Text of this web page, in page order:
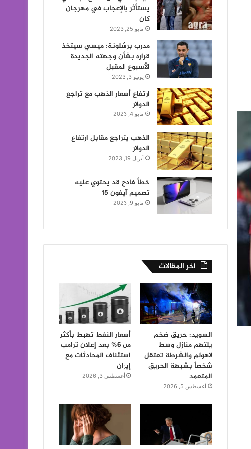
يستأثر بالإعجاب في مهرجان
كان
مايو 25, 2023
مدرب برشلونة: ميسي سيتخذ
قراره بشأن وجهته الجديدة
الأسبوع المقبل
يونيو 3, 2023
ارتفاع أسعار الذهب مع تراجع
الدولار
مايو 4, 2023
الذهب يتراجع مقابل ارتفاع
الدولار
أبريل 19, 2023
خطأ فادح قد يحتوي عليه
تصميم آيفون 15
مايو 9, 2023
اخر المقالات
السويد: حريق ضخم
يلتهم منازل وسط
لاهولم والشرطة تعتقل
شخصاً بشبهة الحريق
المتعمد
أغسطس 5, 2026
أسعار النفط تهبط بأكثر
من 6% بعد إعلان ترامب
استئناف المحادثات مع
إيران
أغسطس 3, 2026